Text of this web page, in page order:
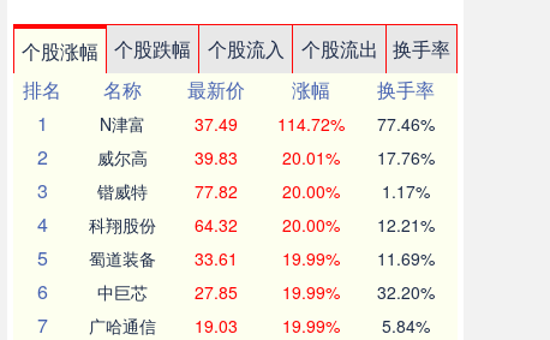
个股涨幅 个股跌幅 个股流入 个股流出
换手率
排名
名称 最新价 涨幅
换手率
1
N津富 37.49 114.72% 77.46%
2 威尔高 39.83 20.01% 17.76%
3 锴威特 77.82 20.00% 1.17%
4 科翔股份 64.32 20.00% 12.21%
5 蜀道装备 33.61 19.99% 11.69%
6 中巨芯 27.85 19.99% 32.20%
7 广哈通信 19.03 19.99% 5.84%